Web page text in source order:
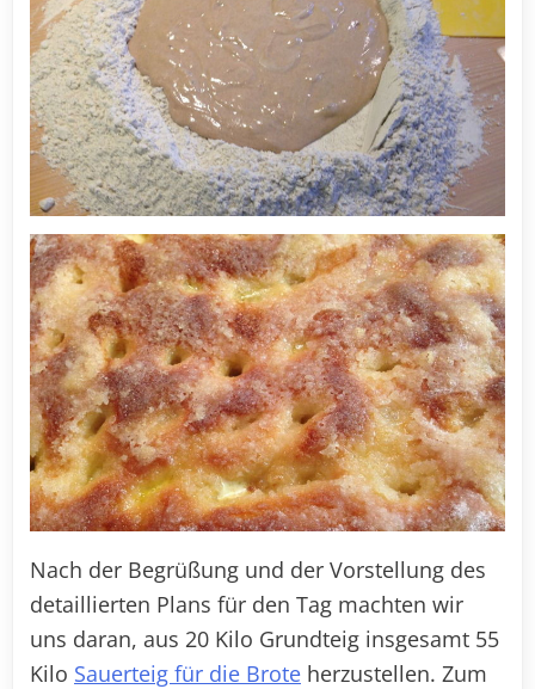
Nach der Begrüßung und der Vorstellung des
detaillierten Plans für den Tag machten wir
uns daran, aus 20 Kilo Grundteig insgesamt 55
Kilo Sauerteig für die Brote herzustellen. Zum